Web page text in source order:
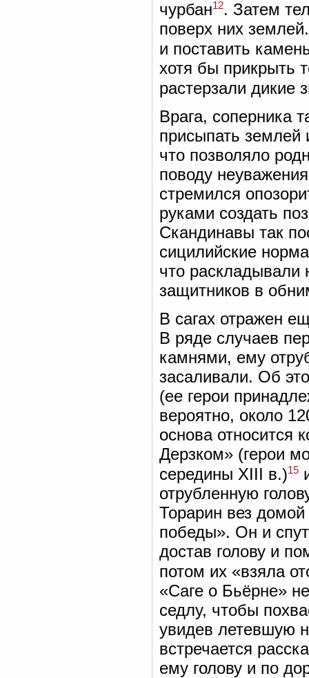
чурбан12. Затем
поверх них
и поставить
хотя бы прикрыть
растерзали дикие
Врага, соперника
присыпать землей
что позволяло
поводу
стремился
руками создать
Скандинавы так
сицилийские
что раскладывали
защитников в
В сагах отражен
В ряде случаев
камнями, ему
засаливали. Об
(ее герои
вероятно, около
основа относится
Дерзком» (герои
середины XIII в.)15
отрубленную
Торарин вез
победы». Он и
достав голову и
потом их «взяла
«Саге о Бьёрне»
седлу, чтобы
увидев летевшую
встречается
ему голову и по